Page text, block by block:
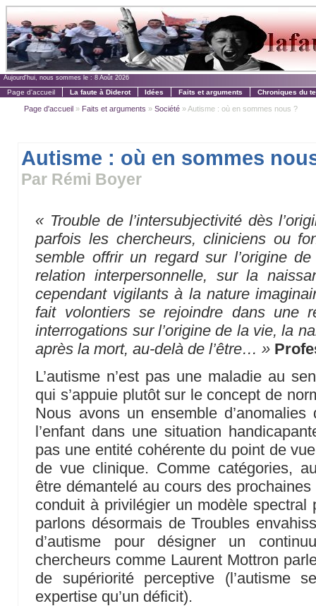
Aujourd'hui, nous sommes le : 8 Août 2026
Page d'accueil La faute à Diderot Idées Faits et arguments Chroniques du
Page d'accueil » Faits et arguments »Société » Autisme : où en sommes nous ?
Autisme : où en sommes
Par Rémi Boyer
« Trouble de l’intersubjectivité dès
parfois les chercheurs, cliniciens ou
semble offrir un regard sur l’origine
relation interpersonnelle, sur la
cependant vigilants à la nature
fait volontiers se rejoindre dans une
interrogations sur l’origine de la vie, la
après la mort, au-delà de l’être… »
L’autisme n’est pas une maladie au
qui s’appuie plutôt sur le concept de
Nous avons un ensemble
l’enfant dans une situation
pas une entité cohérente du point de
de vue clinique. Comme catégories,
être démantelé au cours des
conduit à privilégier un modèle spectral
parlons désormais de Troubles
d’autisme pour désigner un
chercheurs comme Laurent Mottron
de supériorité perceptive (l’autisme
expertise qu’un déficit).